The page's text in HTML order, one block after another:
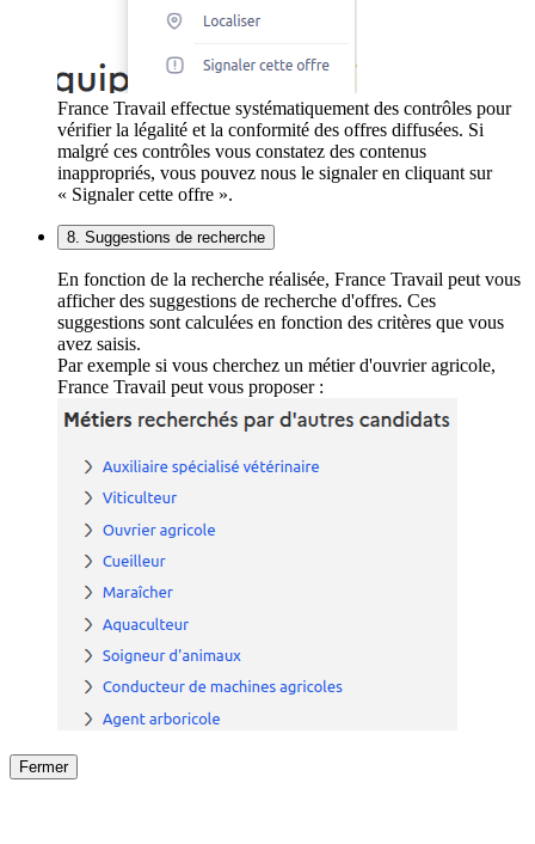
France Travail effectue systématiquement des contrôles pour
vérifier la légalité et la conformité des offres diffusées. Si
malgré ces contrôles vous constatez des contenus
inappropriés, vous pouvez nous le signaler en cliquant sur
« Signaler cette offre ».
8. Suggestions de recherche
En fonction de la recherche réalisée, France Travail peut vous
afficher des suggestions de recherche d'offres. Ces
suggestions sont calculées en fonction des critères que vous
avez saisis.
Par exemple si vous cherchez un métier d'ouvrier agricole,
France Travail peut vous proposer :
Fermer